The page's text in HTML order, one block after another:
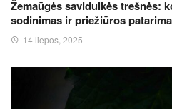
Žemaūgės savidulkės trešnės:
sodinimas ir priežiūros
14 liepos, 2025